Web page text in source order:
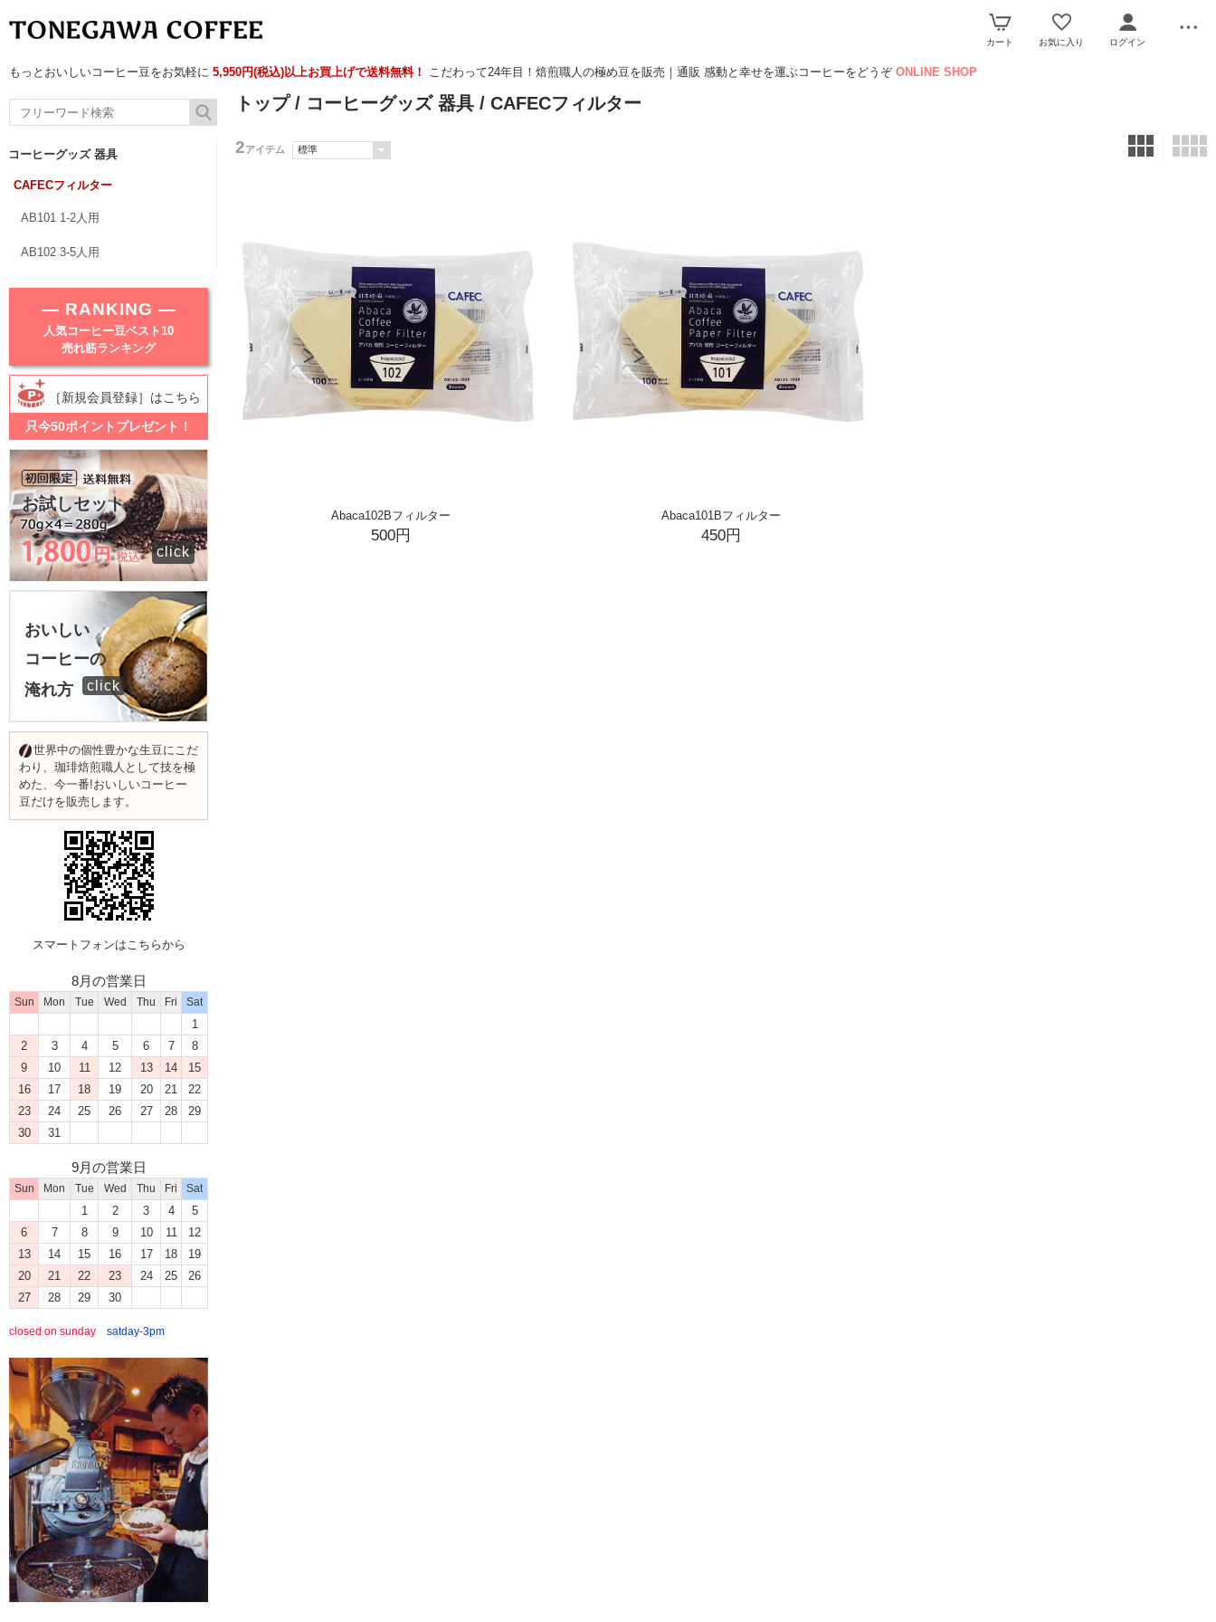
カート お気に入り ログイン
もっとおいしいコーヒー豆をお気軽に 5,950円(税込)以上お買上げで送料無料！ こだわって24年目！焙煎職人の極め豆を販売｜通販 感動と幸せを運ぶコーヒーをどうぞ ONLINE SHOP
コーヒーグッズ 器具
CAFECフィルター
AB101 1-2人用
AB102 3-5人用
― RANKING ―
人気コーヒー豆ベスト10
売れ筋ランキング
［新規会員登録］はこちら
只今50ポイントプレゼント！
お試しセット
click
おいしい
コーヒーの
淹れ方
click
世界中の個性豊かな生豆にこだ
わり、珈琲焙煎職人として技を極
めた、今一番!おいしいコーヒー
豆だけを販売します。
スマートフォンはこちらから
8月の営業日
Sun Mon Tue Wed Thu Fri Sat
1
2
3 4 5 6 7
8
9
10 11 12 13 14
15
16
17 18 19 20 21
22
23
24 25 26 27 28
29
30
31
9月の営業日
Sun Mon Tue Wed Thu Fri Sat
1 2 3 4
5
6
7 8 9 10 11
12
13
14 15 16 17 18
19
20
21 22 23 24 25
26
27
28 29 30
closed on sunday satday-3pm
トップ/ コーヒーグッズ 器具 / CAFECフィルター
2アイテム
Abaca102Bフィルター
500円
Abaca101Bフィルター
450円